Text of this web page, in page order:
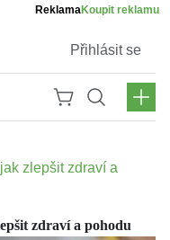
ReklamaKoupit reklamu
Přihlásit se
zlepšit zdraví a
zdraví a pohodu